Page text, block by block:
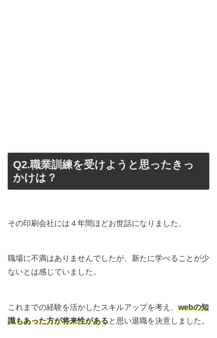
Q2.職業訓練を受けようと思ったきっ
かけは？
その印刷会社には４年間ほどお世話になりました。
職場に不満はありませんでしたが、新たに学べることが少
ないとは感じていました。
これまでの経験を活かしたスキルアップを考え、 webの知
識もあった方が将来性があると思い退職を決意しました。